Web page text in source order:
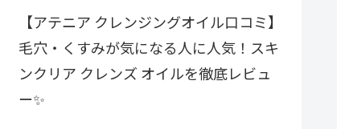
【アテニア クレンジングオイル口コミ】
毛穴・くすみが気になる人に人気！スキ
ンクリア クレンズ オイルを徹底レビュ
ー✨